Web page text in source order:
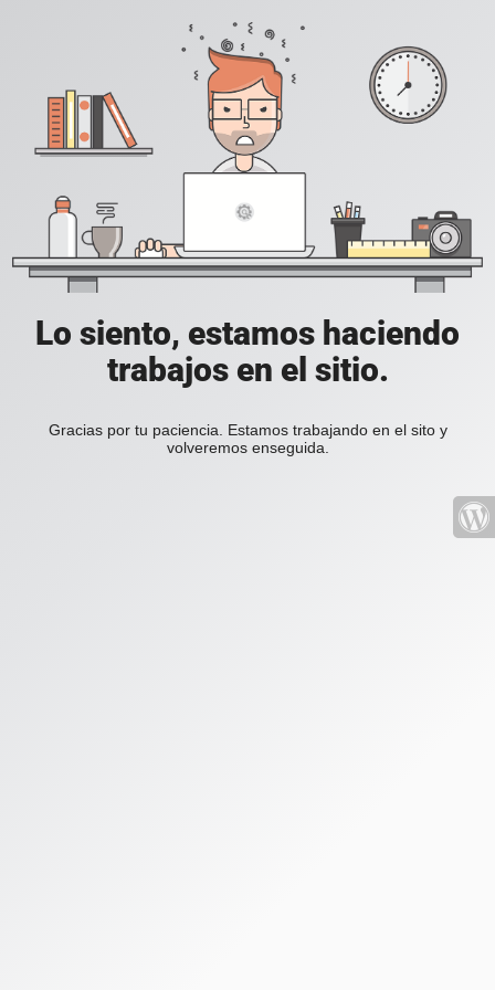
Lo siento, estamos haciendo
trabajos en el sitio.
Gracias por tu paciencia. Estamos trabajando en el sito y
volveremos enseguida.